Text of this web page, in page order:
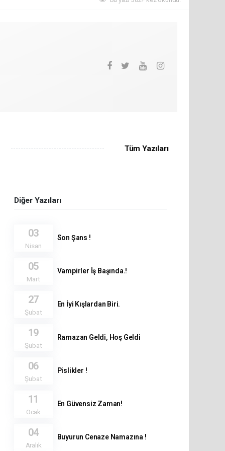
Tüm Yazıları
Diğer Yazıları
03
Nisan
Son Şans !
05
Mart
Vampirler İş Başında.!
27
Şubat
En İyi Kışlardan Biri.
19
Şubat
Ramazan Geldi, Hoş Geldi
06
Şubat
Pislikler !
11
Ocak
En Güvensiz Zaman!
04
Aralık
Buyurun Cenaze Namazına !